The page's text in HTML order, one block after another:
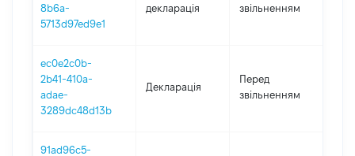
8b6a-
5713d97ed9e1
декларація
звільненням
ec0e2c0b-
2b41-410a-
adae-
3289dc48d13b
Декларація
Перед
звільненням
91ad96c5-